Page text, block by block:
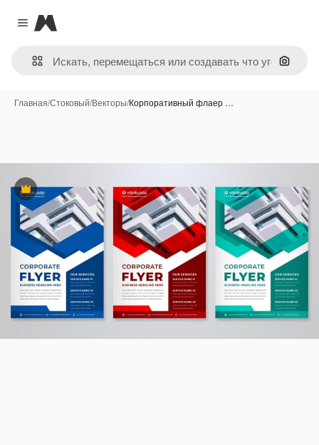
Close menu
Magnific
Поиск
Главная/Стоковый/Векторы/Корпоративный флаер …
Премиум